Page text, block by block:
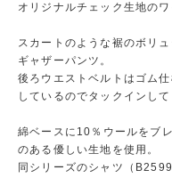
オリジナルチェック生地の
スカートのような裾のボリ
ギャザーパンツ。
後ろウエストベルトはゴム
しているのでタックインし
綿ベースに10％ウールをブ
のある優しい生地を使用。
同シリーズのシャツ（